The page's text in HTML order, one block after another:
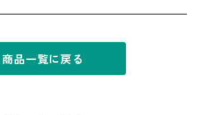
商品一覧に戻る